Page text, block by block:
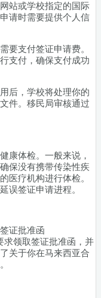
站或学校指定的国际
请时需要提供个人信
支付签证申请费。
支付，确保支付成功
后，学校将处理你的
件。移民局审核通过
体检。一般来说，
保没有携带传染性疾
医疗机构进行体检。
误签证申请进程。
证批准函
求领取签证批准函，并
关于你在马来西亚合